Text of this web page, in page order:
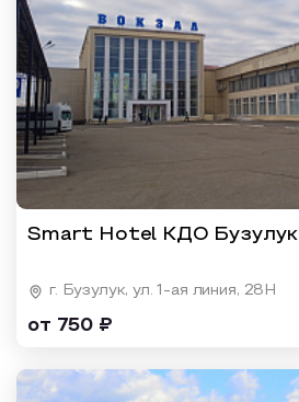
Smart Hotel КДО Бузулук
г. Бузулук, ул. 1-ая линия, 28Н
от 750 ₽